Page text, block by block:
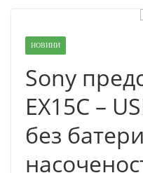
НОВИНИ
Sony
EX15C –
без